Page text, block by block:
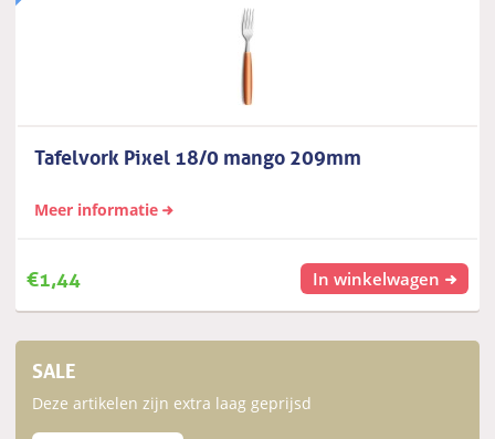
Tafelvork Pixel 18/0 mango 209mm
Meer informatie
€1,44 In winkelwagen
SALE
Deze artikelen zijn extra laag geprijsd